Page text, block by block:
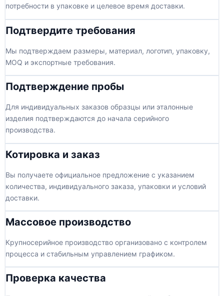
потребности в упаковке и целевое время доставки.
Подтвердите требования
Мы подтверждаем размеры, материал, логотип, упаковку,
MOQ и экспортные требования.
Подтверждение пробы
Для индивидуальных заказов образцы или эталонные
изделия подтверждаются до начала серийного
производства.
Котировка и заказ
Вы получаете официальное предложение с указанием
количества, индивидуального заказа, упаковки и условий
доставки.
Массовое производство
Крупносерийное производство организовано с контролем
процесса и стабильным управлением графиком.
Проверка качества